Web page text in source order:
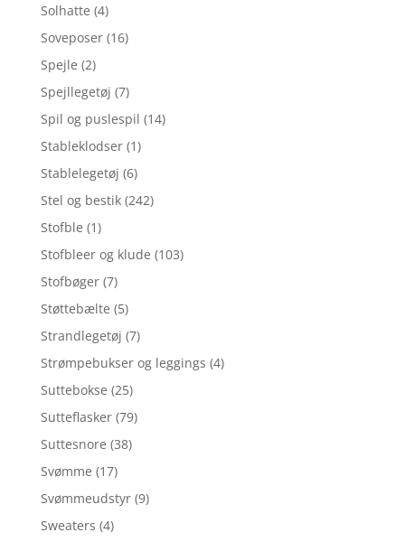
Solhatte (4)
Soveposer (16)
Spejle (2)
Spejllegetøj (7)
Spil og puslespil (14)
Stableklodser (1)
Stablelegetøj (6)
Stel og bestik (242)
Stofble (1)
Stofbleer og klude (103)
Stofbøger (7)
Støttebælte (5)
Strandlegetøj (7)
Strømpebukser og leggings (4)
Suttebokse (25)
Sutteflasker (79)
Suttesnore (38)
Svømme (17)
Svømmeudstyr (9)
Sweaters (4)